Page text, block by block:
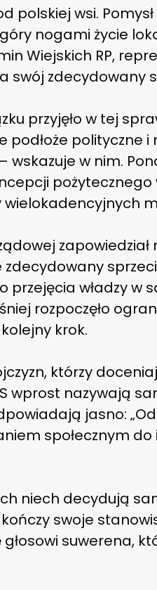
polskiej wsi.
nogami życie
Wiejskich RP,
swój zdecydowany
przyjęło w tej
podłoże polityczne
wskazuje w nim.
zapowiedział
zdecydowany
przejęcia władzy w
rozpoczęło
krok.
którzy
wprost nazywają
jasno:
społecznym
niech decydują
swoje
suwerena,